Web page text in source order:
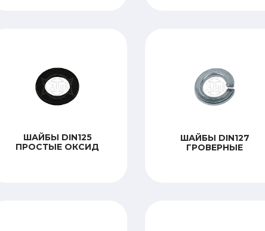
ШАЙБЫ DIN125
ПРОСТЫЕ ОКСИД
ШАЙБЫ DIN127
ГРОВЕРНЫЕ